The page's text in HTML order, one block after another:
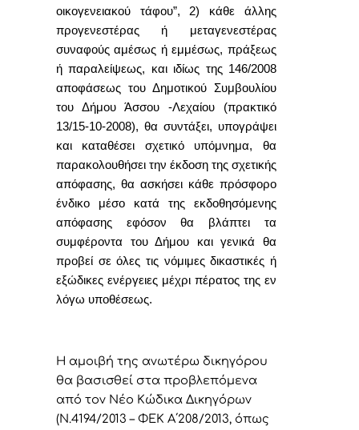
οικογενειακού τάφου”, 2) κάθε άλλης
προγενεστέρας ή μεταγενεστέρας
συναφούς αμέσως ή εμμέσως, πράξεως
ή παραλείψεως, και ιδίως της 146/2008
αποφάσεως του Δημοτικού Συμβουλίου
του Δήμου Άσσου -Λεχαίου (πρακτικό
13/15-10-2008), θα συντάξει, υπογράψει
και καταθέσει σχετικό υπόμνημα, θα
παρακολουθήσει την έκδοση της σχετικής
απόφασης, θα ασκήσει κάθε πρόσφορο
ένδικο μέσο κατά της εκδοθησόμενης
απόφασης εφόσον θα βλάπτει τα
συμφέροντα του Δήμου και γενικά θα
προβεί σε όλες τις νόμιμες δικαστικές ή
εξώδικες ενέργειες μέχρι πέρατος της εν
λόγω υποθέσεως.
Η αμοιβή της ανωτέρω δικηγόρου
θα βασισθεί στα προβλεπόμενα
από τον Νέο Κώδικα Δικηγόρων
(Ν.4194/2013 – ΦΕΚ Α΄208/2013, όπως